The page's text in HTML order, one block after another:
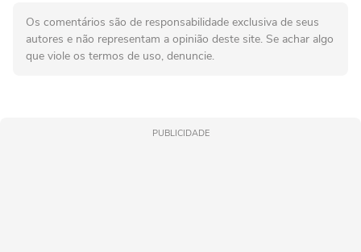
Os comentários são de responsabilidade exclusiva de seus
autores e não representam a opinião deste site. Se achar algo
que viole os termos de uso, denuncie.
PUBLICIDADE